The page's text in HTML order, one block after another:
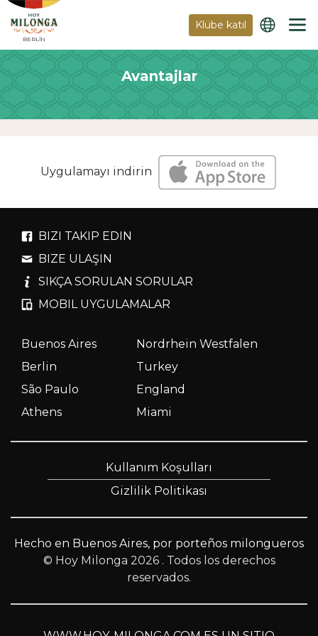
BERLIN
Klübe katıl
Avantajlar
Uygulamayı indirin
BIZI TAKIP EDIN
BIZE ULAŞIN
SIKÇA SORULAN SORULAR
MOBIL UYGULAMALAR
Buenos Aires
Nordrhein Westfalen
Berlin
Turkey
São Paulo
England
Athens
Miami
Kullanım Koşulları
Gizlilik Politikası
Hecho en Buenos Aires, por porteños milongueros
© Hoy Milonga 2026 . Todos los derechos
reservados.